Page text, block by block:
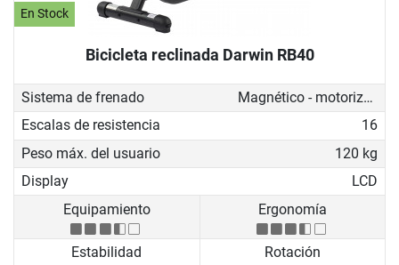
En Stock
Bicicleta reclinada Darwin RB40
Sistema de frenado
Magnético - motorizado
Escalas de resistencia
16
Peso máx. del usuario
120 kg
Display
LCD
Equipamiento
Ergonomía
Estabilidad Rotación